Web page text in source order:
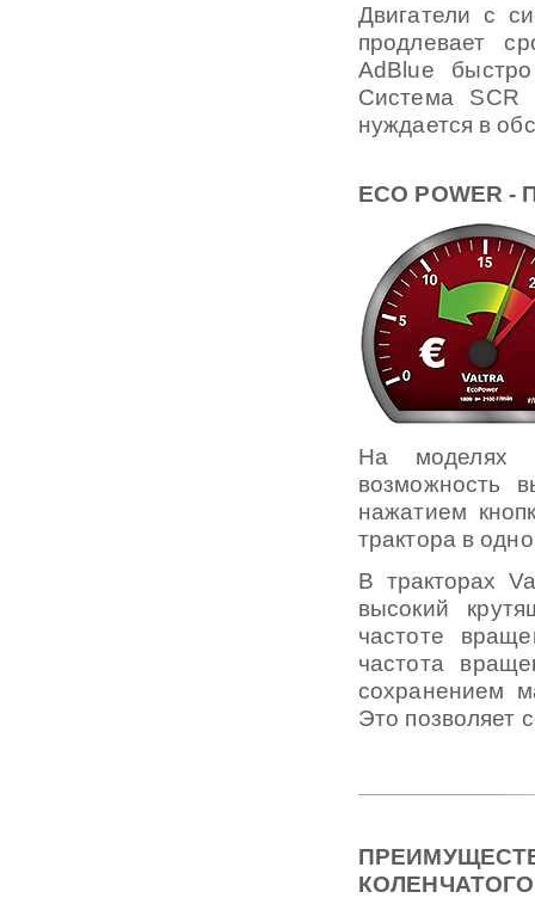
Двигатели с
продлевает
AdBlue
Система SCR
нуждается в
ECO
На моделях
возможность
нажатием
трактора в
В тракторах
высокий
частоте
частота
сохранением
Это позволяет